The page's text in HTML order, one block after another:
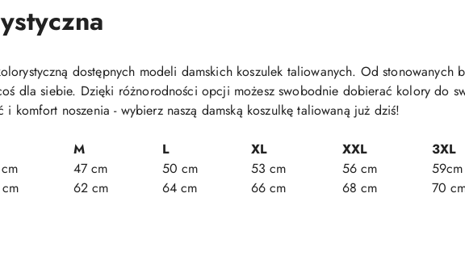
dostępnych modeli damskich koszulek taliowanych. Od stonowanych
dla siebie. Dzięki różnorodności opcji możesz swobodnie dobierać kolory do
komfort noszenia - wybierz naszą damską koszulkę taliowaną już dziś!
M L XL XXL
3XL
47 cm 50 cm 53 cm 56 cm
59cm
62 cm 64 cm 66 cm 68 cm 70